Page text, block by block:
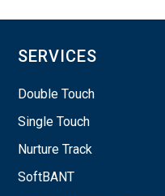
SERVICES
Double Touch
Single Touch
Nurture Track
SoftBANT